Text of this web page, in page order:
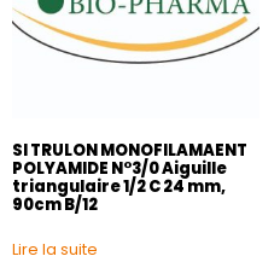
SI TRULON MONOFILAMAENT
POLYAMIDE N°3/0 Aiguille
triangulaire 1/2 C 24 mm,
90cm B/12
Lire la suite